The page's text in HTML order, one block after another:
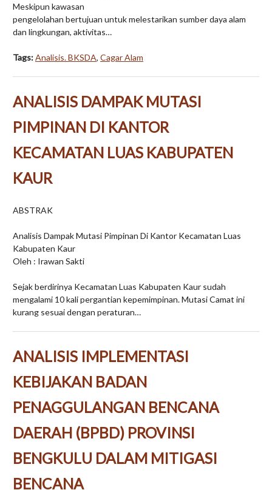
Meskipun kawasan
pengelolahan bertujuan untuk melestarikan sumber daya alam
dan lingkungan, aktivitas…
Tags:Analisis. BKSDA, Cagar Alam
ANALISIS DAMPAK MUTASI
PIMPINAN DI KANTOR
KECAMATAN LUAS KABUPATEN
KAUR
ABSTRAK
Analisis Dampak Mutasi Pimpinan Di Kantor Kecamatan Luas
Kabupaten Kaur
Oleh : Irawan Sakti
Sejak berdirinya Kecamatan Luas Kabupaten Kaur sudah
mengalami 10 kali pergantian kepemimpinan. Mutasi Camat ini
kurang sesuai dengan peraturan…
ANALISIS IMPLEMENTASI
KEBIJAKAN BADAN
PENAGGULANGAN BENCANA
DAERAH (BPBD) PROVINSI
BENGKULU DALAM MITIGASI
BENCANA